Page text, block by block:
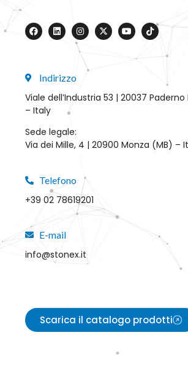
Indirizzo
Viale dell’Industria 53 | 20037
– Italy
Sede legale:
Via dei Mille, 4 | 20900 Monza (MB) –
Telefono
+39 02 78619201
E-mail
info@stonex.it
Scarica il catalogo prodotti